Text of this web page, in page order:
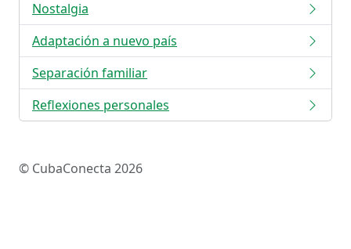
Nostalgia
Adaptación a nuevo país
Separación familiar
Reflexiones personales
© CubaConecta 2026